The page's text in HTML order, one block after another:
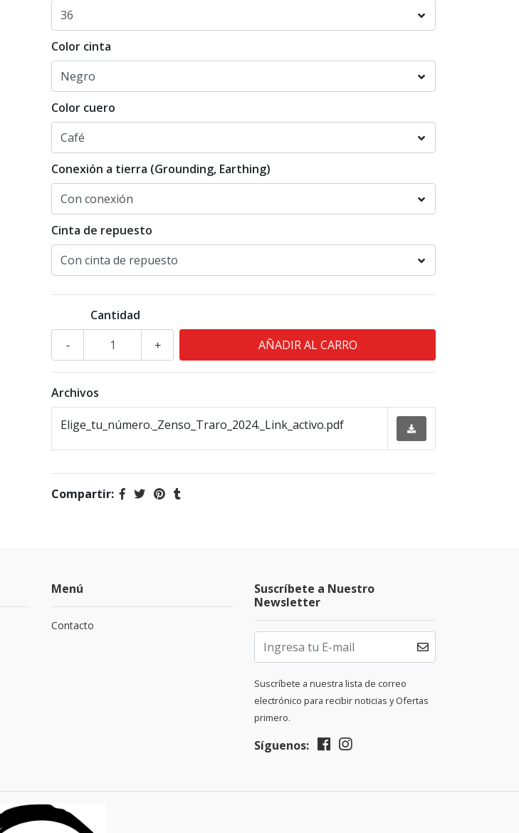
Color cinta
Color cuero
Conexión a tierra (Grounding, Earthing)
Cinta de repuesto
Cantidad
+
-
Archivos
Elige_tu_número._Zenso_Traro_2024._Link_activo.pdf
Compartir:
Menú
Contacto
Suscríbete a Nuestro
Newsletter
Suscríbete a nuestra lista de correo
electrónico para recibir noticias y Ofertas
primero.
Síguenos: